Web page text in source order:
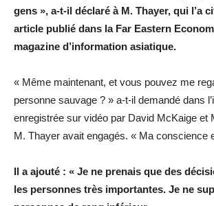
gens », a-t-il déclaré à M. Thayer, qui l’a
article publié dans la Far Eastern
magazine d’information asiatique.
« Même maintenant, et vous pouvez me
personne sauvage ? » a-t-il demandé dans
enregistrée sur vidéo par David McKaige et
M. Thayer avait engagés. « Ma conscience
Il a ajouté : « Je ne prenais que des
les personnes très importantes. Je ne